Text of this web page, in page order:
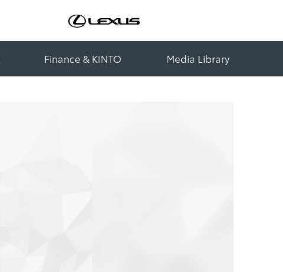
Finance & KINTO Media Library